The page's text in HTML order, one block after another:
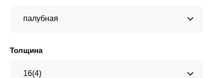
палубная
Толщина
16(4)